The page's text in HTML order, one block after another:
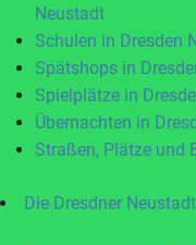
Neustadt
Schulen in Dresden
Spätshops in
Spielplätze in
Übernachten in
Straßen, Plätze und
Die Dresdner Neustadt